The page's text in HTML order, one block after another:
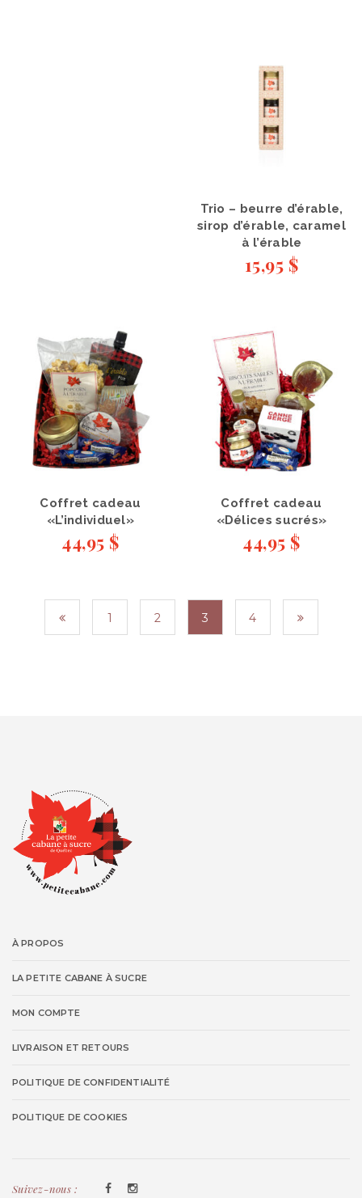
Trio – beurre d’érable,
sirop d’érable, caramel
à l’érable
15,95 $
Coffret cadeau
«L’individuel»
44,95 $
Coffret cadeau
«Délices sucrés»
44,95 $
1 2 3 4
À PROPOS
LA PETITE CABANE À SUCRE
MON COMPTE
LIVRAISON ET RETOURS
POLITIQUE DE CONFIDENTIALITÉ
POLITIQUE DE COOKIES
Suivez-nous :